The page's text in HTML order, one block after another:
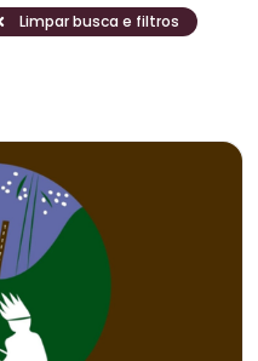
Limpar busca e filtros